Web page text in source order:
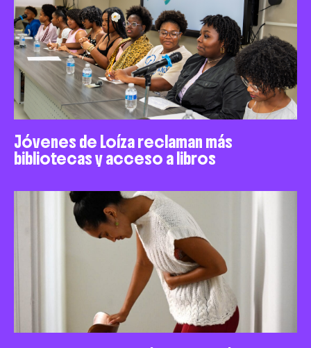
Jóvenes de Loíza reclaman más
bibliotecas y acceso a libros